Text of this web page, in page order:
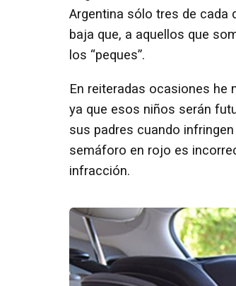
Argentina sólo tres de cada
baja que, a aquellos que
los “peques”.
En reiteradas ocasiones he
ya que esos niños serán
sus padres cuando
semáforo en rojo es
infracción.